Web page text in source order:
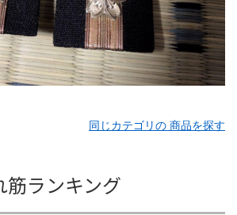
同じカテゴリの 商品を探す
筋ランキング